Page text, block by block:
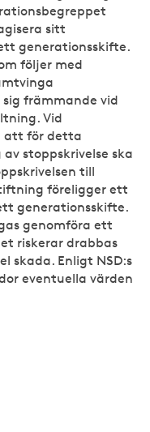
sitt
generationsskifte.
följer med
främmande vid
Vid
att för detta
stoppskrivelse ska
till
föreligger ett
generationsskifte.
genomföra ett
riskerar drabbas
skada. Enligt NSD:s
eventuella värden